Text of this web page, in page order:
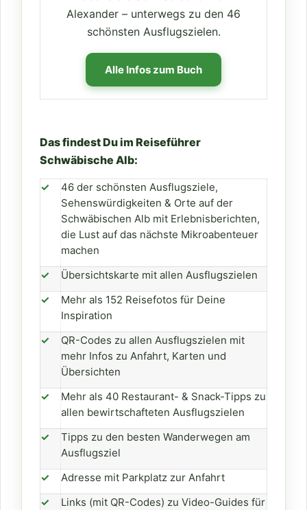
Alexander – unterwegs zu den 46
schönsten Ausflugszielen.
Alle Infos zum Buch
Das findest Du im Reiseführer
Schwäbische Alb:
✓
46 der schönsten Ausflugsziele,
Sehenswürdigkeiten & Orte auf der
Schwäbischen Alb mit Erlebnisberichten,
die Lust auf das nächste Mikroabenteuer
machen
✓
Übersichtskarte mit allen Ausflugszielen
✓
Mehr als 152 Reisefotos für Deine
Inspiration
✓
QR-Codes zu allen Ausflugszielen mit
mehr Infos zu Anfahrt, Karten und
Übersichten
✓
Mehr als 40 Restaurant- & Snack-Tipps zu
allen bewirtschafteten Ausflugszielen
✓
Tipps zu den besten Wanderwegen am
Ausflugsziel
✓
Adresse mit Parkplatz zur Anfahrt
✓
Links (mit QR-Codes) zu Video-Guides für